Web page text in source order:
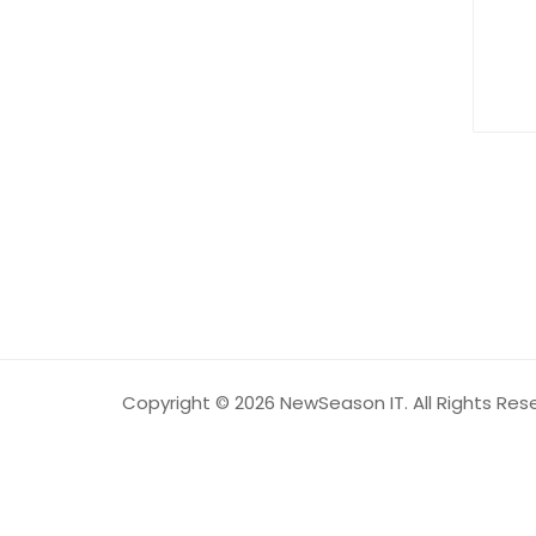
Copyright © 2026 NewSeason IT. All Rights